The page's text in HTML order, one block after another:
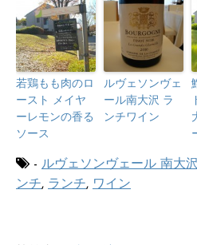
若鶏もも肉のロ
ースト メイヤ
ーレモンの香る
ソース
ルヴェソンヴェ
ール南大沢 ラ
ンチワイン
- ルヴェソンヴェール 南大沢
ンチ, ランチ, ワイン